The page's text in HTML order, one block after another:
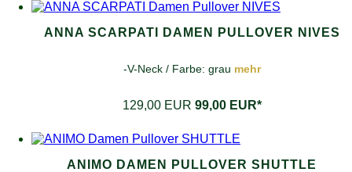
ANNA SCARPATI DAMEN PULLOVER NIVES
-V-Neck / Farbe: grau mehr
129,00 EUR 99,00 EUR*
ANIMO DAMEN PULLOVER SHUTTLE